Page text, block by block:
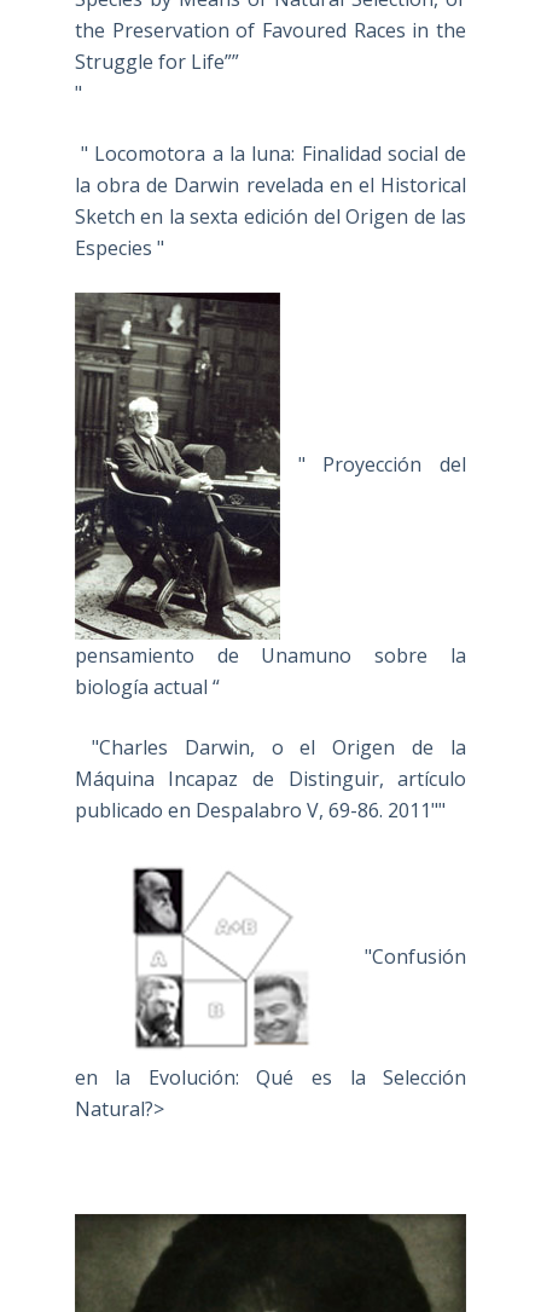
the Preservation of Favoured Races in the
Struggle for Life””
"
" Locomotora a la luna: Finalidad social de
la obra de Darwin revelada en el Historical
Sketch en la sexta edición del Origen de las
Especies "
" Proyección del
pensamiento de Unamuno sobre la
biología actual “
"Charles Darwin, o el Origen de la
Máquina Incapaz de Distinguir, artículo
publicado en Despalabro V, 69-86. 2011""
"Confusión
en la Evolución: Qué es la Selección
Natural?>